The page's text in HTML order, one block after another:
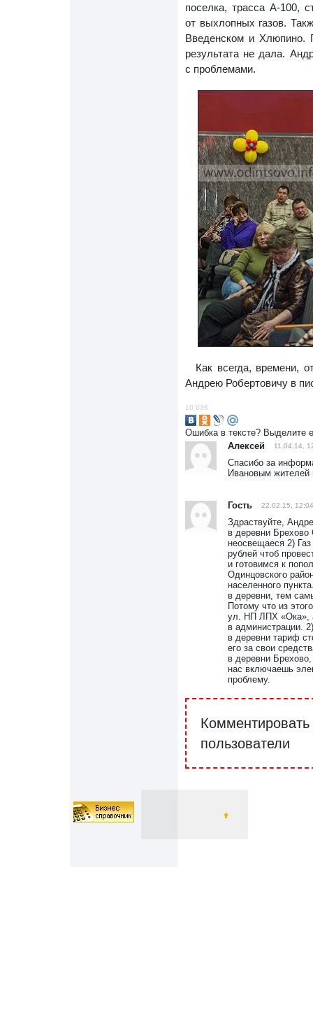
поселка, трасса А-100,
от выхлопных газов.
Введенском и Хлюпино.
результата не дала.
с проблемами.
Как всегда, времени,
Андрею Робертовичу в
10 036
Ошибка в тексте? Выделите
Алексей
11.04.14,
Спасибо за
Ивановым жителей
Гость 22.02.15,
Здраствуйте,
в деревни Брехово
неосвещаеся 2)
рублей чтоб
и готовимся к
Одинцовского
населенного
в деревни, тем
Потому что из
ул. НП ЛПХ «Ока»,
в администрации.
в деревни тариф
его за свои
в деревни
нас включаешь
проблему.
Комментировать
пользователи